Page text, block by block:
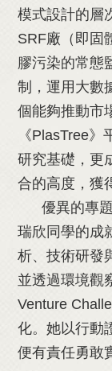
模式設計的層
SRF廠（即固
膠污染的常態
制，運用大數
個能夠推動市
《PlasTree
研究基礎，更
合的高度，獲
優異的專題
瑞欣同學的成
析、技術研發
並透過環境觀
Venture
化。她以行動
便有責任勇敢